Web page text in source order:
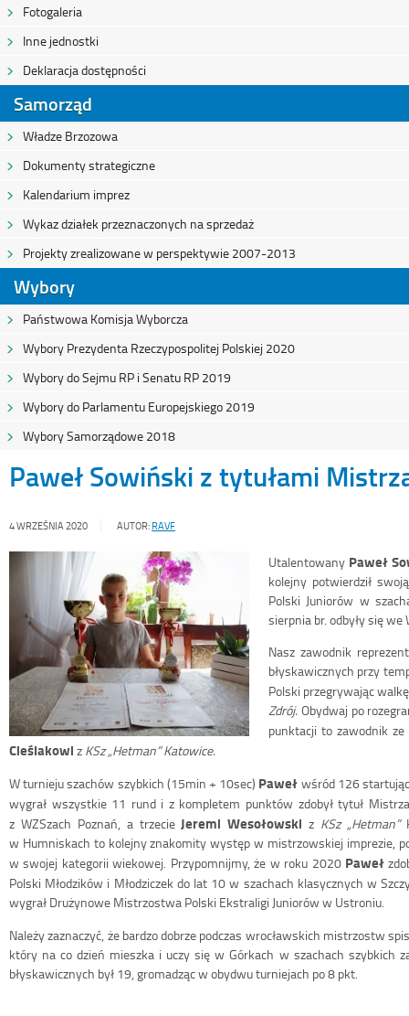
Fotogaleria
Inne jednostki
Deklaracja dostępności
Samorząd
Władze Brzozowa
Dokumenty strategiczne
Kalendarium imprez
Wykaz działek przeznaczonych na sprzedaż
Projekty zrealizowane w perspektywie 2007-2013
Wybory
Państwowa Komisja Wyborcza
Wybory Prezydenta Rzeczypospolitej Polskiej 2020
Wybory do Sejmu RP i Senatu RP 2019
Wybory do Parlamentu Europejskiego 2019
Wybory Samorządowe 2018
Paweł Sowiński z tytułami
4 WRZEŚNIA 2020 AUTOR: RAVF
Utalentowany Paweł
kolejny potwierdził
Polski Juniorów w
sierpnia br. odbyły się we
Nasz zawodnik
błyskawicznych przy
Polski przegrywając
Zdrój. Obydwaj po
punktacji to zawodnik ze
Cieślakowi z KSz „Hetman” Katowice.
W turnieju szachów szybkich (15min + 10sec) Paweł wśród 126
wygrał wszystkie 11 rund i z kompletem punktów zdobył tytuł
z WZSzach Poznań, a trzecieJeremi Wesołowski z KSz „Hetman”
w Humniskach to kolejny znakomity występ w mistrzowskiej imprezie,
w swojej kategorii wiekowej. Przypomnijmy, że w roku 2020 Paweł
Polski Młodzików i Młodziczek do lat 10 w szachach klasycznych w
wygrał Drużynowe Mistrzostwa Polski Ekstraligi Juniorów w Ustroniu.
Należy zaznaczyć, że bardzo dobrze podczas wrocławskich mistrzostw
który na co dzień mieszka i uczy się w Górkach w szachach szybkich
błyskawicznych był 19, gromadząc w obydwu turniejach po 8 pkt.